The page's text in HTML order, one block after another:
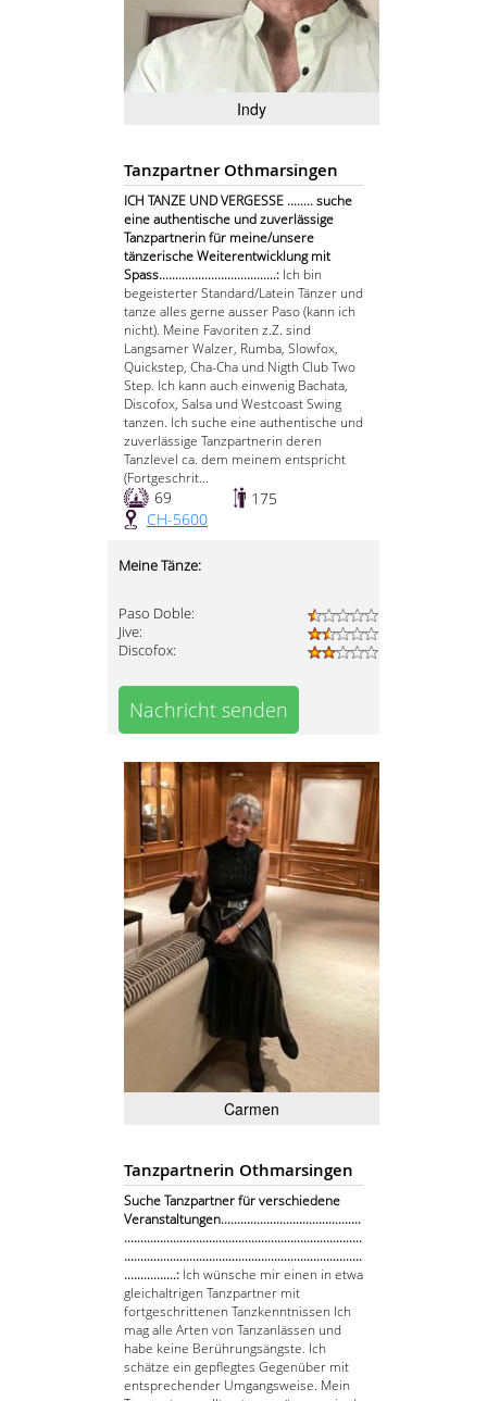
Indy
Tanzpartner Othmarsingen
ICH TANZE UND VERGESSE ........ suche
eine authentische und zuverlässige
Tanzpartnerin für meine/unsere
tänzerische Weiterentwicklung mit
Spass....................................: Ich bin
begeisterter Standard/Latein Tänzer und
tanze alles gerne ausser Paso (kann ich
nicht). Meine Favoriten z.Z. sind
Langsamer Walzer, Rumba, Slowfox,
Quickstep, Cha-Cha und Nigth Club Two
Step. Ich kann auch einwenig Bachata,
Discofox, Salsa und Westcoast Swing
tanzen. Ich suche eine authentische und
zuverlässige Tanzpartnerin deren
Tanzlevel ca. dem meinem entspricht
(Fortgeschrit...
69
175
CH-5600
Meine Tänze:
Paso Doble:
Jive:
Discofox:
Nachricht senden
Carmen
Tanzpartnerin Othmarsingen
Suche Tanzpartner für verschiedene
Veranstaltungen...........................................
.........................................................................
.........................................................................
................: Ich wünsche mir einen in etwa
gleichaltrigen Tanzpartner mit
fortgeschrittenen Tanzkenntnissen Ich
mag alle Arten von Tanzanlässen und
habe keine Berührungsängste. Ich
schätze ein gepflegtes Gegenüber mit
entsprechender Umgangsweise. Mein